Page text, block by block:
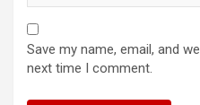
Save my name, email, and
next time I comment.